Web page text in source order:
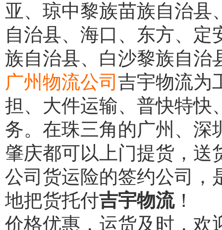
亚、琼中黎族苗族自治县
自治县、海口、东方、
族自治县、白沙黎族自治
广州物流公司 吉宇物流为
担、大件运输、普快特快
务。在珠三角的广州、深
肇庆都可以上门提货，送
公司货运险的签约公司，
地把货托付吉宇物流！
价格优惠，运货及时，欢